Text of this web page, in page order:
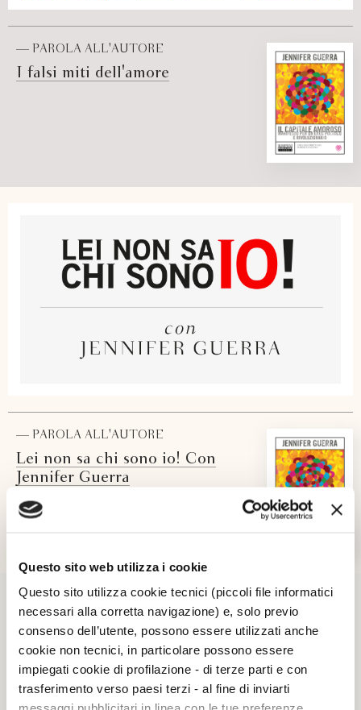
Questo sito web utilizza i cookie
Questo sito utilizza cookie tecnici (piccoli file informatici
necessari alla corretta navigazione) e, solo previo
consenso dell’utente, possono essere utilizzati anche
cookie non tecnici, in particolare possono essere
impiegati cookie di profilazione - di terze parti e con
trasferimento verso paesi terzi - al fine di inviarti
— PAROLA ALL'AUTORE
I falsi miti dell'amore
— PAROLA ALL'AUTORE
Lei non sa chi sono io! Con
Jennifer Guerra